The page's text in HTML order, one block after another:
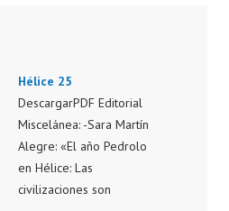
Hélice 25
DescargarPDF Editorial
Miscelánea: -Sara Martín
Alegre: «El año Pedrolo
en Hélice: Las
civilizaciones son